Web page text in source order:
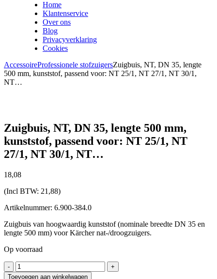
Home
Klantenservice
Over ons
Blog
Privacyverklaring
Cookies
AccessoireProfessionele stofzuigersZuigbuis, NT, DN 35, lengte
500 mm, kunststof, passend voor: NT 25/1, NT 27/1, NT 30/1,
NT…
Zuigbuis, NT, DN 35, lengte 500 mm,
kunststof, passend voor: NT 25/1, NT
27/1, NT 30/1, NT…
18,08
(Incl BTW: 21,88)
Artikelnummer: 6.900-384.0
Zuigbuis van hoogwaardig kunststof (nominale breedte DN 35 en
lengte 500 mm) voor Kärcher nat-/droogzuigers.
Op voorraad
-
Zuigbuis,
NT,
+
Toevoegen aan winkelwagen